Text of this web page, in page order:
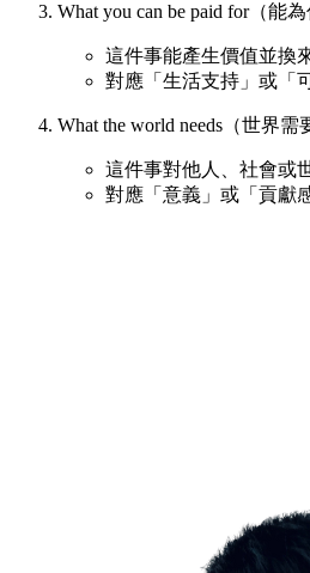
What you can be paid for（能
這件事能產生價值並換
對應「生活支持」或「
What the world needs（世界需
這件事對他人、社會或
對應「意義」或「貢獻
Why we exist?